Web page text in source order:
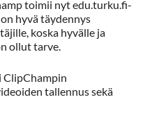
toimii nyt edu.turku.fi-
hyvä täydennys
koska hyvälle ja
ollut tarve.
ClipChampin
tallennus sekä